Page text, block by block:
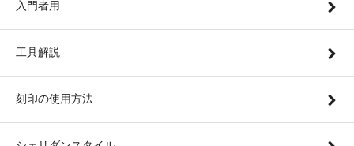
入門者用
工具解説
刻印の使用方法